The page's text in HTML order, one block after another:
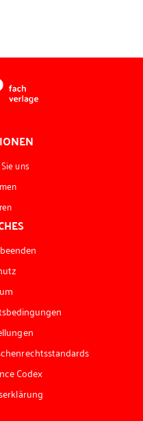
uns
Codex